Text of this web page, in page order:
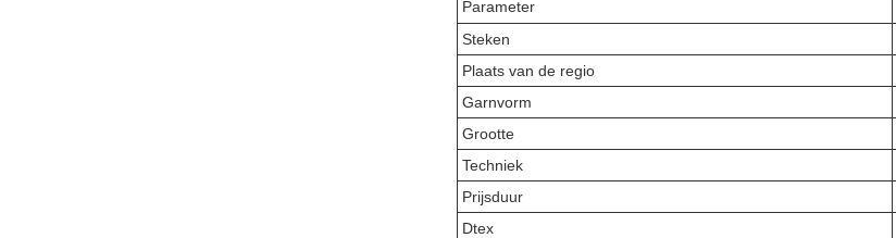
Parameter
Steken
Plaats van de regio
Garnvorm
Grootte
Techniek
Prijsduur
Dtex